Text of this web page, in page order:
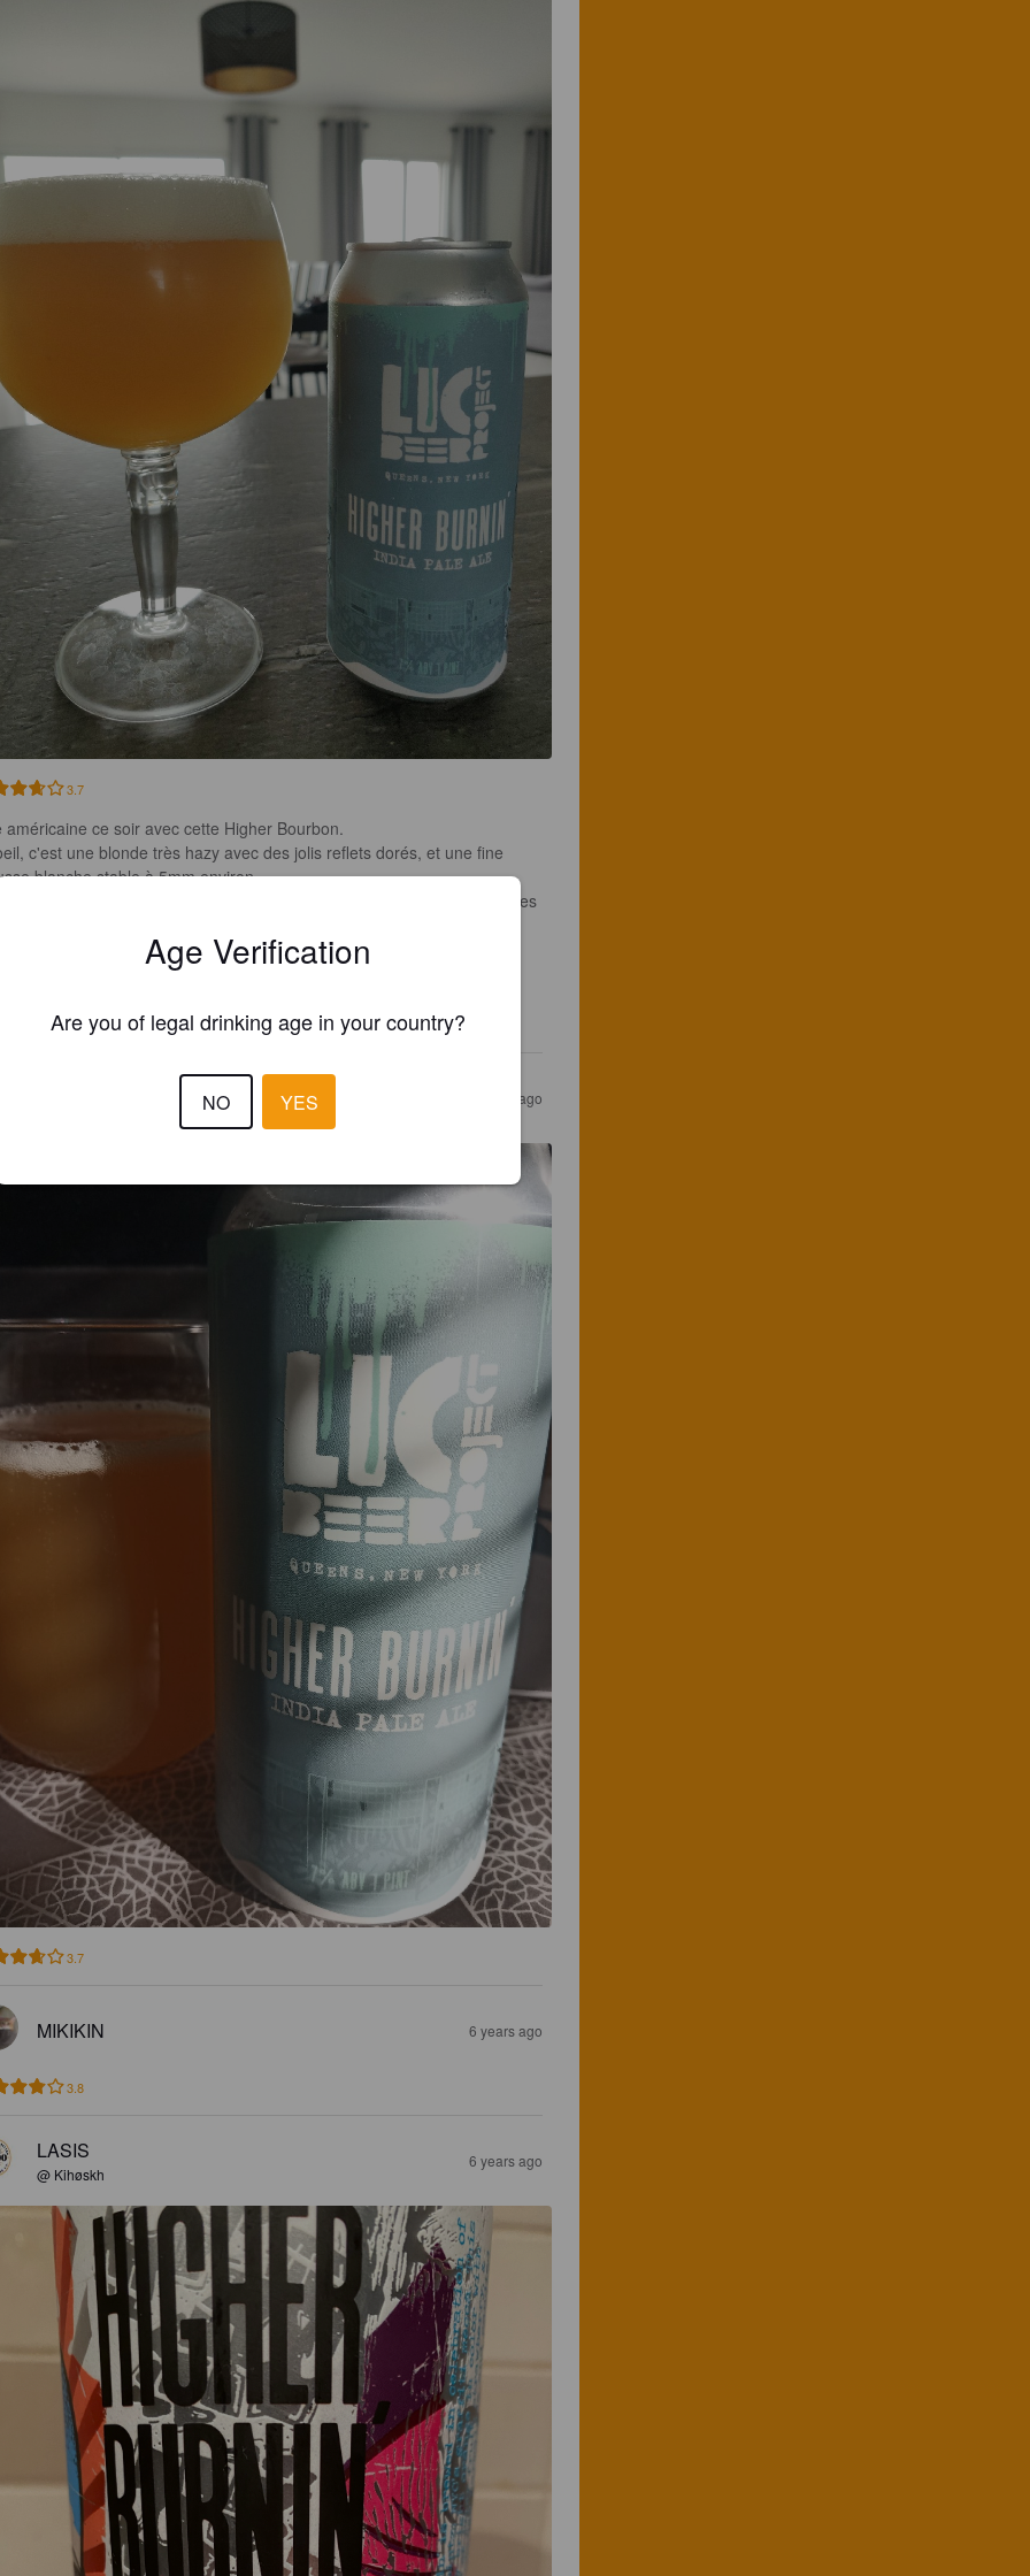
3.7
américaine ce soir avec cette Higher Bourbon.
c'est une blonde très hazy avec des jolis reflets dorés, et une fine
blanche stable à 5mm environ.
c'est hyper aromatique, le houblon en tête et aussi de belles nuances
l'attaque est douce et sur le houblon, puis s'acidifie légèrement
l'arrivée de notes citronnées. Enfin la finale, finement amère et assez
américaine sympathique à découvrir !
5 years ago
3.7
MIKIKIN 6 years ago
3.8
LASIS
@ Kihøskh
6 years ago
Age Verification
Are you of legal drinking age in your country?
NO YES